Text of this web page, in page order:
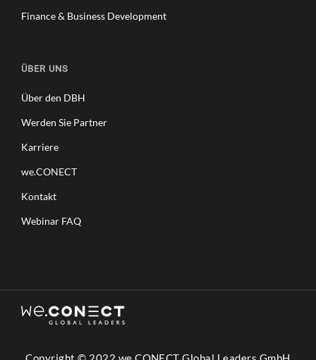
Finance & Business Development
ÜBER UNS
Über den DBH
Werden Sie Partner
Karriere
we.CONECT
Kontakt
Webinar FAQ